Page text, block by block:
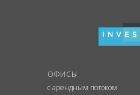
ОФИСЫ
с арендным потоком